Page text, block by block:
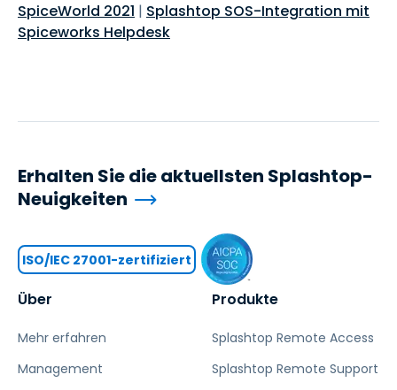
SpiceWorld 2021 | Splashtop SOS-Integration mit
Spiceworks Helpdesk
Über
Mehr erfahren
Management
Produkte
Splashtop Remote Access
Splashtop Remote Support
Erhalten Sie die aktuellsten Splashtop-
Neuigkeiten
ISO/IEC 27001-zertifiziert